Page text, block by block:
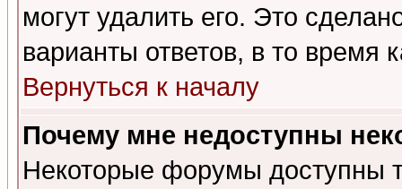
могут удалить его. Это
варианты ответов, в то время
Вернуться к началу
Почему мне недоступны
Некоторые форумы доступны